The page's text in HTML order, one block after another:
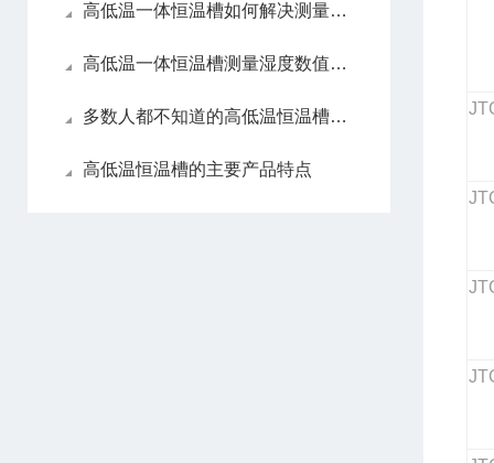
高低温一体恒温槽如何解决测量湿度数值
高低温一体恒温槽测量湿度数值错误该如何解决
多数人都不知道的高低温恒温槽优势
高低温恒温槽的主要产品特点